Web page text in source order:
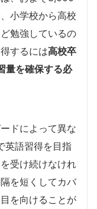
小学校から高校
勉強しているの
するには高校卒
量を確保する必
ドによって異な
英語習得を目指
受け続けなけれ
を短くしてカバ
を向けることが